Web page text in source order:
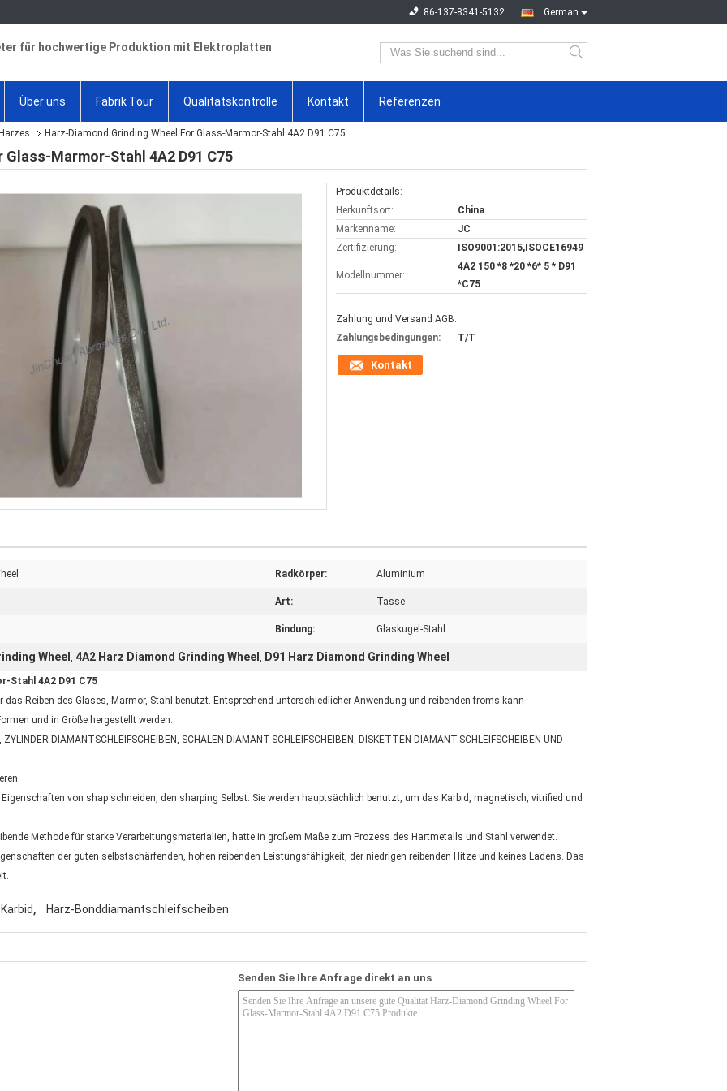
German
86-137-8341-5132
für hochwertige Produktion mit Elektroplatten
Über uns Fabrik Tour Qualitätskontrolle Kontakt Referenzen
Harz-Diamond Grinding Wheel For Glass-Marmor-Stahl 4A2 D91 C75
Marmor-Stahl 4A2 D91 C75
Produktdetails:
Herkunftsort:
China
Markenname:
JC
Zertifizierung:
ISO9001:2015,ISOCE16949
Modellnummer:
4A2 150 *8 *20 *6* 5 * D91
*C75
Zahlung und Versand AGB:
Zahlungsbedingungen:
T/T
Kontakt
Radkörper: Aluminium
Art: Tasse
Bindung: Glaskugel-Stahl
Wheel , 4A2 Harz Diamond Grinding Wheel , D91 Harz Diamond Grinding Wheel
Stahl 4A2 D91 C75
Reiben des Glases, Marmor, Stahl benutzt. Entsprechend unterschiedlicher Anwendung und reibenden froms kann
und in Größe hergestellt werden.
DIAMANTSCHLEIFSCHEIBEN, SCHALEN-DIAMANT-SCHLEIFSCHEIBEN, DISKETTEN-DIAMANT-SCHLEIFSCHEIBEN UND
von shap schneiden, den sharping Selbst. Sie werden hauptsächlich benutzt, um das Karbid, magnetisch, vitrified und
Methode für starke Verarbeitungsmaterialien, hatte in großem Maße zum Prozess des Hartmetalls und Stahl verwendet.
der guten selbstschärfenden, hohen reibenden Leistungsfähigkeit, der niedrigen reibenden Hitze und keines Ladens. Das
Karbid, Harz-Bonddiamantschleifscheiben
Senden Sie Ihre Anfrage direkt an uns